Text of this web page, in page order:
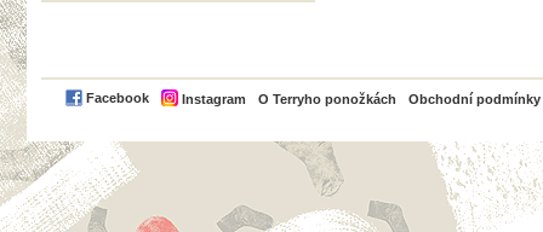
Facebook Instagram O Terryho ponožkách Obchodní podmínky
PayPal